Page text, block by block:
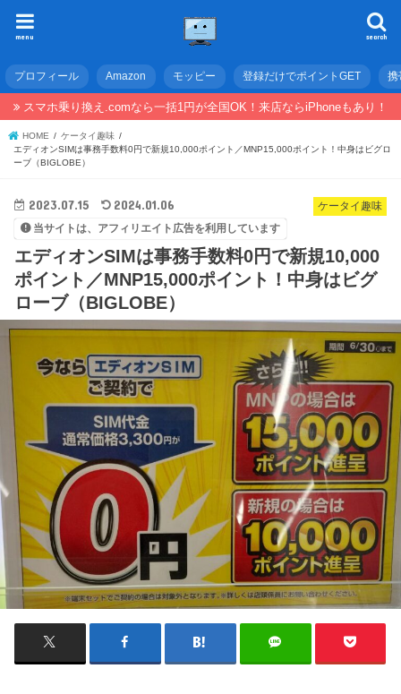
search
menu
プロフィール Amazon モッピー 登録だけでポイントGET 携
スマホ乗り換え.comなら一括1円が全国OK！来店ならiPhoneもあり！
HOME
ケータイ趣味
エディオンSIMは事務手数料0円で新規10,000ポイント／MNP15,000ポイント！中身はビグロ
ーブ（BIGLOBE）
ケータイ趣味
2023.07.15 2024.01.06
当サイトは、アフィリエイト広告を利用しています
エディオンSIMは事務手数料0円で新規10,000
ポイント／MNP15,000ポイント！中身はビグ
ローブ（BIGLOBE）